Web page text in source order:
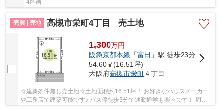
4区画
売買 | 売地 高槻市栄町4丁目 売土地
1,300万円
阪急京都本線 「富田 」駅 徒歩23分
54.60㎡(16.51坪)
大阪府高槻市栄町４丁目
☆建築条件無し売土地☆土地面積約16.51坪！ お好きなハウスメーカー
や工務店で建築可能です♪ バス停徒歩3分で通勤通学も楽々です！ 周辺